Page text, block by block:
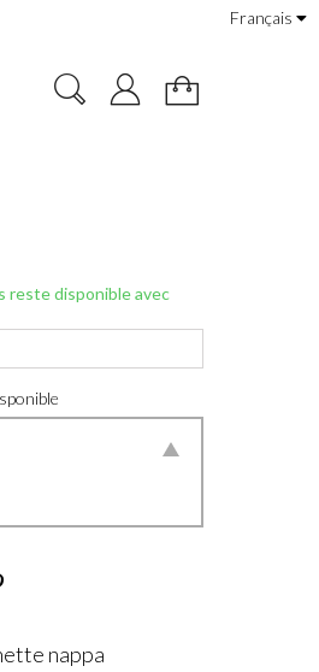
Français
reste disponible avec
nappa